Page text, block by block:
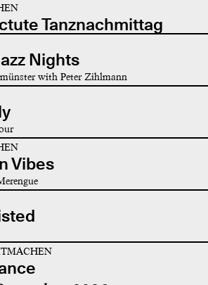
Tanznachmittag
Nights
with Peter Zihlmann
Vibes